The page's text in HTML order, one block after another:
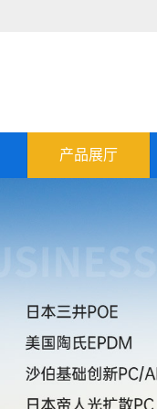
产品展厅